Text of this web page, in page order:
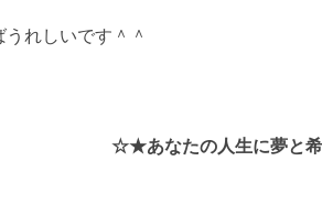
れしいです＾＾
☆★あなたの人生に夢と